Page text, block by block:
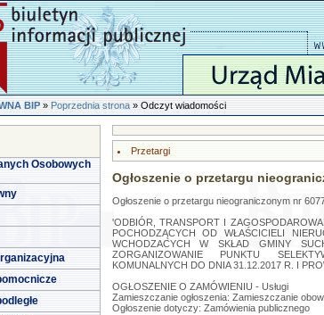
BIP»Poprzednia strona» Odczyt wiadomości
Osobowych
Przetargi
Ogłoszenie o przetargu
Ogłoszenie o przetargu nieograniczonym nr
'ODBIÓR, TRANSPORT I
POCHODZĄCYCH OD WŁAŚCICIELI
WCHODZACYCH W SKŁAD GMINY
ZORGANIZOWANIE PUNKTU
KOMUNALNYCH DO DNIA 31.12.2017 R. I
OGŁOSZENIE O ZAMÓWIENIU - Usługi
Zamieszczanie ogłoszenia: Zamieszczanie
Ogłoszenie dotyczy: Zamówienia publicznego